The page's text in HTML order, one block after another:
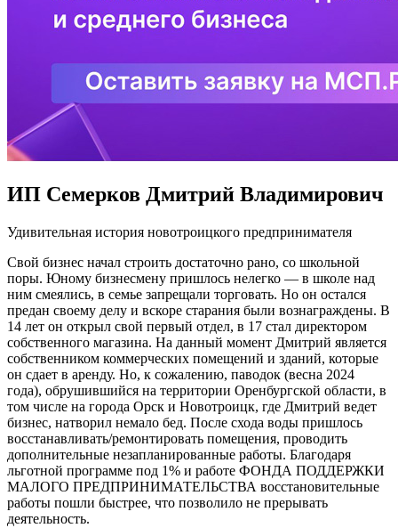
ИП Семерков Дмитрий Владимирович
Удивительная история новотроицкого предпринимателя
Свой бизнес начал строить достаточно рано, со школьной
поры. Юному бизнесмену пришлось нелегко — в школе над
ним смеялись, в семье запрещали торговать. Но он остался
предан своему делу и вскоре старания были вознаграждены. В
14 лет он открыл свой первый отдел, в 17 стал директором
собственного магазина. На данный момент Дмитрий является
собственником коммерческих помещений и зданий, которые
он сдает в аренду. Но, к сожалению, паводок (весна 2024
года), обрушившийся на территории Оренбургской области, в
том числе на города Орск и Новотроицк, где Дмитрий ведет
бизнес, натворил немало бед. После схода воды пришлось
восстанавливать/ремонтировать помещения, проводить
дополнительные незапланированные работы. Благодаря
льготной программе под 1% и работе ФОНДА ПОДДЕРЖКИ
МАЛОГО ПРЕДПРИНИМАТЕЛЬСТВА восстановительные
работы пошли быстрее, что позволило не прерывать
деятельность.